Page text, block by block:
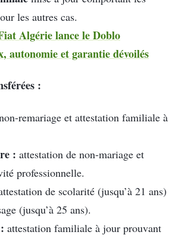
les autres cas.
Algérie lance le Doblo
autonomie et garantie dévoilés
:
remariage et attestation familiale à
: attestation de non-mariage et
professionnelle.
de scolarité (jusqu’à 21 ans)
(jusqu’à 25 ans).
attestation familiale à jour prouvant